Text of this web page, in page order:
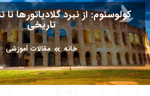
کولوسئوم: از نبرد گلادیاتورها
تاریخی
خانه مقالات آموزشی